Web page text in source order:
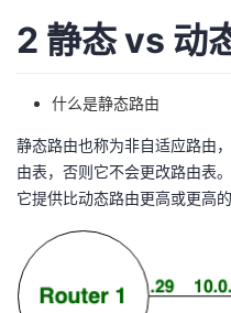
博
客
的
论
坛
我
的
圈
我
的
我
我
2 静态 vs 动
什么是静态路由
静态路由也称为非自适应路由
由表，否则它不会更改路由表
它提供比动态路由更高或更高的